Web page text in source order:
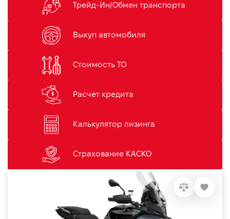
Трейд-Ин/Обмен транспорта
Выкуп автомобиля
Стоимость ТО
Расчет кредита
Калькулятор лизинга
Страхование КАСКО